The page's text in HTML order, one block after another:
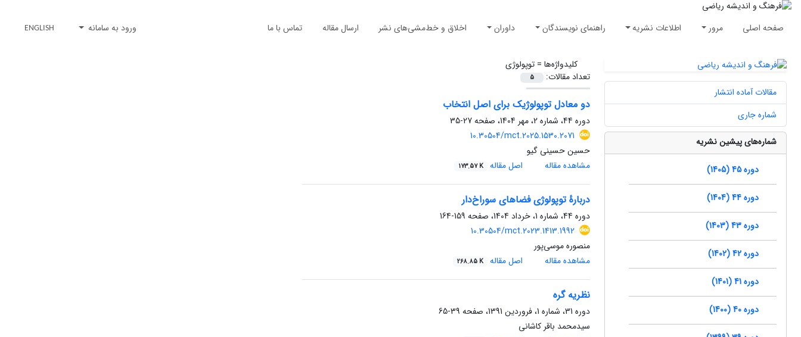
صفحه اصلی مرور اطلاعات نشریه راهنمای نویسندگان داوران اخلاق و خط‌مشی‌های نشر ارسال مقاله تماس با ما ورود به سامانه ENGLISH
کلیدواژه‌ها =توپولوژی
تعداد مقالات:
5
دو معادل توپولوژیک برای اصل انتخاب
دوره 44، شماره 2، مهر 1404، صفحه
27-35
10.30504/mct.2025.1530.2071
حسین حسینی گیو
مشاهده مقاله
اصل مقاله 173.57 K
درباره‏ٔ توپولوژی فضاهای سوراخ‌دار
دوره 44، شماره 1، خرداد 1404، صفحه
159-164
10.30504/mct.2023.1413.1992
منصوره موسی‌پور
مشاهده مقاله
اصل مقاله 268.85 K
نظریه گره
دوره 31، شماره 1، فروردین 1391، صفحه
39-65
سیدمحمد باقر کاشانی
مقالات آماده انتشار
شماره جاری
شماره‌های پیشین نشریه
دوره 45 (1405)
دوره 44 (1404)
دوره 43 (1403)
دوره 42 (1402)
دوره 41 (1401)
دوره 40 (1400)